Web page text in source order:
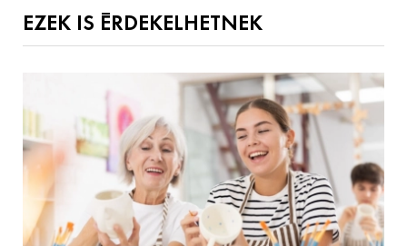
EZEK IS ÉRDEKELHETNEK